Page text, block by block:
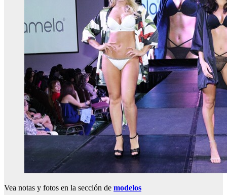
Vea notas y fotos en la sección de modelos